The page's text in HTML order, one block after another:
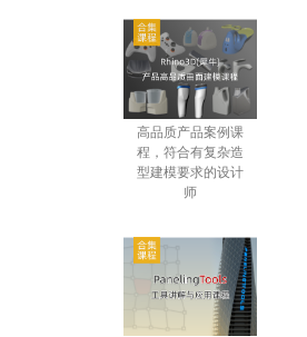
高品质产品案例课
程，符合有复杂造
型建模要求的设计
师